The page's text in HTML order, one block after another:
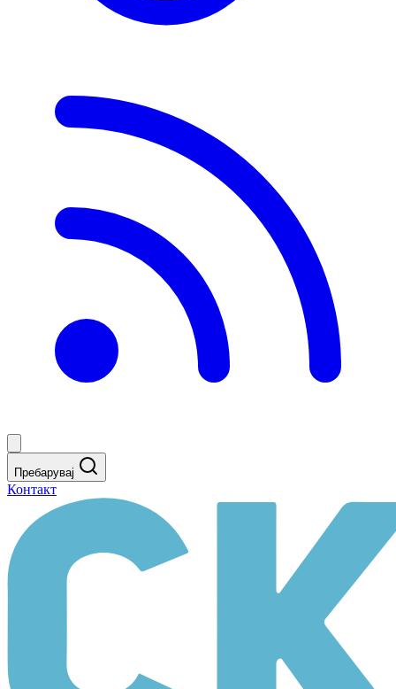
Пребарувај
Контакт